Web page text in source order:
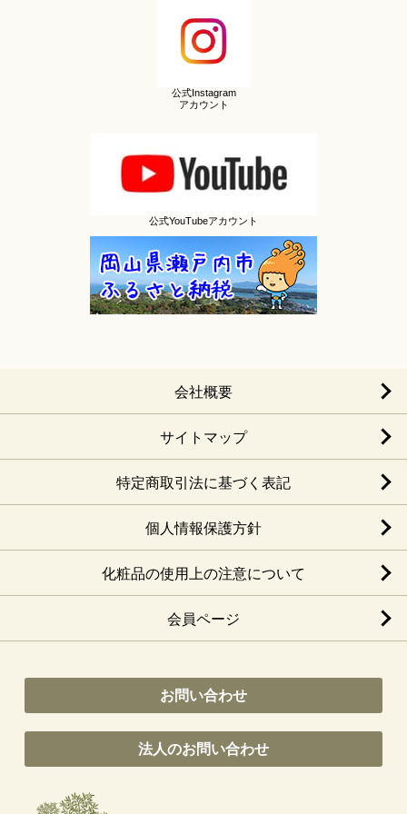
公式Instagram
アカウント
公式YouTubeアカウント
会社概要
サイトマップ
特定商取引法に基づく表記
個人情報保護方針
化粧品の使用上の注意について
会員ページ
お問い合わせ
法人のお問い合わせ